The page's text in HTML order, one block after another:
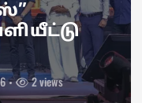
!
4 views